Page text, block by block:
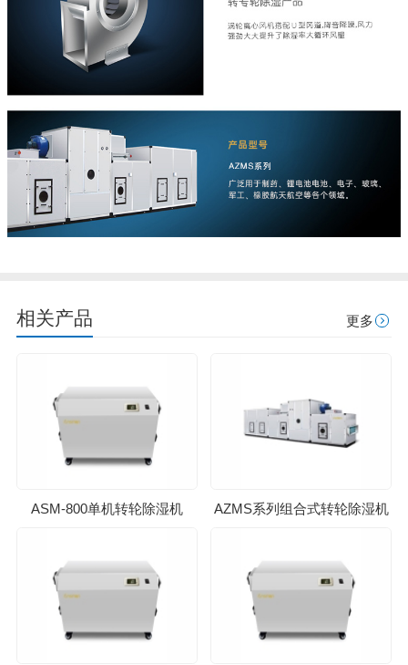
相关产品 更多
ASM-800单机转轮除湿机 AZMS系列组合式转轮除湿机